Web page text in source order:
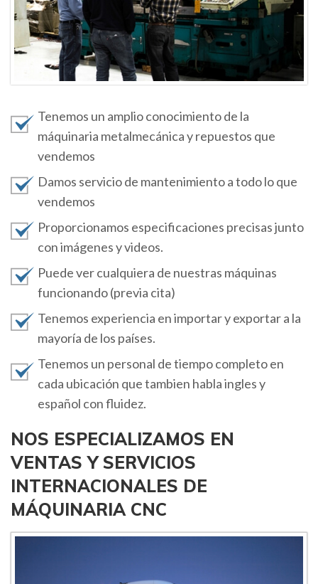
Tenemos un amplio conocimiento de la
máquinaria metalmecánica y repuestos que
vendemos
Damos servicio de mantenimiento a todo lo que
vendemos
Proporcionamos especificaciones precisas junto
con imágenes y videos.
Puede ver cualquiera de nuestras máquinas
funcionando (previa cita)
Tenemos experiencia en importar y exportar a la
mayoría de los países.
Tenemos un personal de tiempo completo en
cada ubicación que tambien habla ingles y
español con fluidez.
NOS ESPECIALIZAMOS EN
VENTAS Y SERVICIOS
INTERNACIONALES DE
MÁQUINARIA CNC